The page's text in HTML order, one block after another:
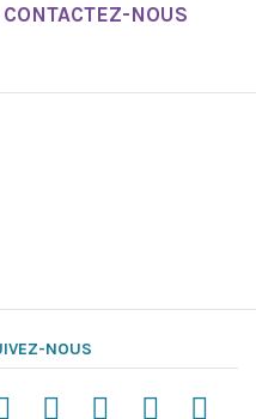
elles sont
CONTACTEZ-NOUS
NOUS